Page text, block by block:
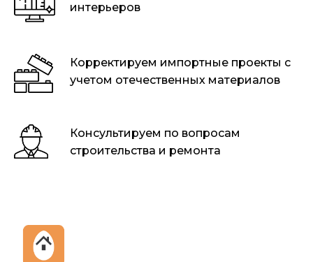
интерьеров
Корректируем импортные проекты c
учетом отечественных материалов
Консультируем по вопросам
строительства и ремонта